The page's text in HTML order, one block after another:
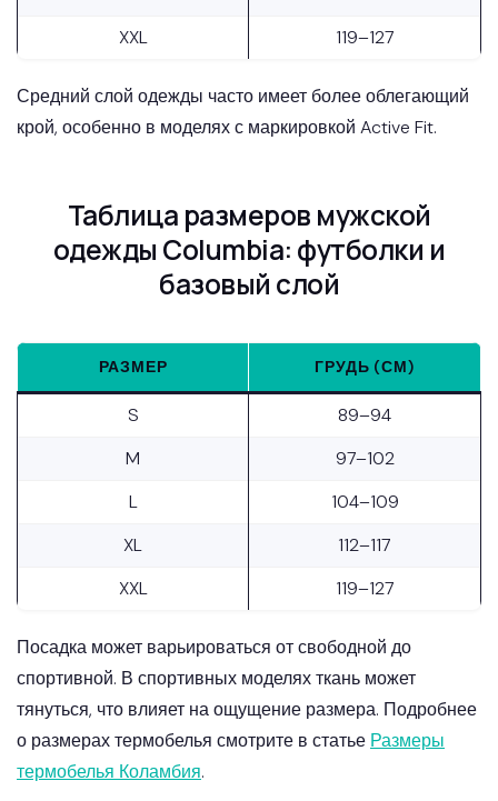
XXL
119–127
Средний слой одежды часто имеет более облегающий
крой, особенно в моделях с маркировкой Active Fit.
Таблица размеров мужской
одежды Columbia: футболки и
базовый слой
РАЗМЕР ГРУДЬ (СМ)
S
89–94
M
97–102
L
104–109
XL
112–117
XXL
119–127
Посадка может варьироваться от свободной до
спортивной. В спортивных моделях ткань может
тянуться, что влияет на ощущение размера. Подробнее
о размерах термобелья смотрите в статье Размеры
термобелья Коламбия.